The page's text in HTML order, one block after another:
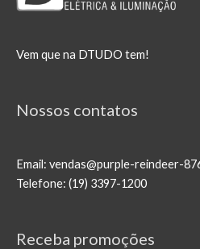
Vem que na DTUDO tem!
Nossos contatos
Email: vendas@purple-reindeer-
Telefone: (19) 3397-1200
Receba promoções